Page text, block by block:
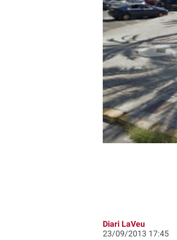
Diari LaVeu
23/09/2013 17:45